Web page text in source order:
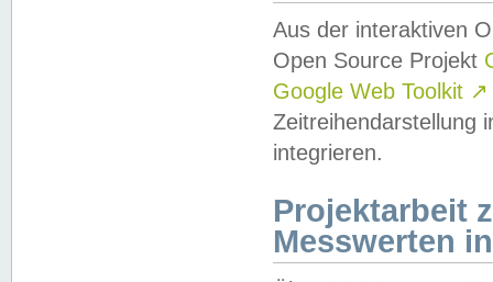
Aus der interaktiven
Open Source Projekt
Google Web Toolkit ↗
Zeitreihendarstellung
integrieren.
Projektarbeit
Messwerten